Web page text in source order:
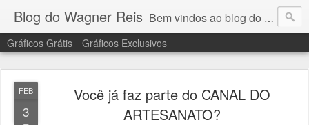
Blog do Wagner Reis Bem vindos ao blog do Wagner Reis. Acompanhe as vídeo aulas de ponto cruz, dicas, gráficos para ponto cruz e artesanatos e tudo para bordados em ponto cruz.
Gráficos Grátis Gráficos Exclusivos
FEB
3
Você já faz parte do CANAL DO
ARTESANATO?